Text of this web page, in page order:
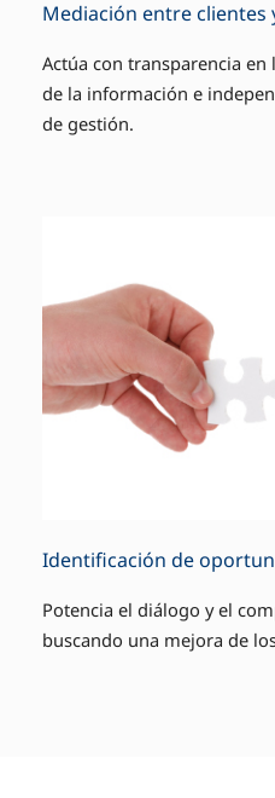
Mediación entre clientes
Actúa con transparencia
de la información e
de gestión.
Identificación de
Potencia el diálogo y el
buscando una mejora de